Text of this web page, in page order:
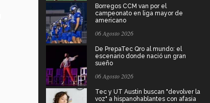
Borregos CCM van por el
campeonato en liga mayor de
americano
06 Agosto 2026
De PrepaTec Qro al mundo: el
escenario donde nació un gran
sueño
06 Agosto 2026
Tec y UT Austin buscan "devolver la
voz" a hispanohablantes con afasia